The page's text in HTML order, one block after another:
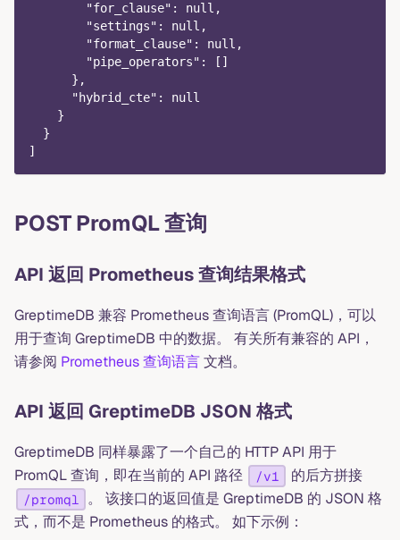
        "for_clause": null,
        "settings": null,
        "format_clause": null,
        "pipe_operators": []
      },
      "hybrid_cte": null
    }
  }
]
POST PromQL 查询
API 返回 Prometheus 查询结果格式
GreptimeDB 兼容 Prometheus 查询语言 (PromQL)，可以
用于查询 GreptimeDB 中的数据。 有关所有兼容的 API，
请参阅 Prometheus 查询语言文档。
API 返回 GreptimeDB JSON 格式
GreptimeDB 同样暴露了一个自己的 HTTP API 用于
PromQL 查询，即在当前的 API 路径
/v1 的后方拼接
/promql
。 该接口的返回值是 GreptimeDB 的 JSON 格
式，而不是 Prometheus 的格式。 如下示例：